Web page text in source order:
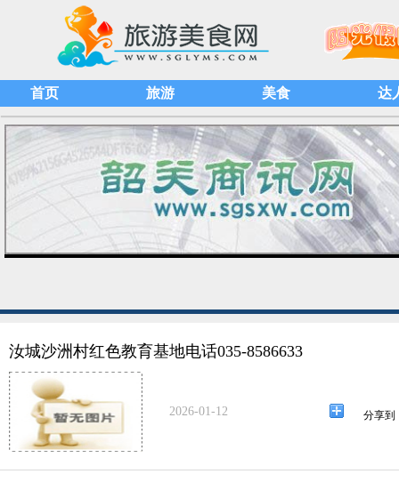
首页 旅游 美食 达
汝城沙洲村红色教育基地电话035-8586633
2026-01-12 分享到